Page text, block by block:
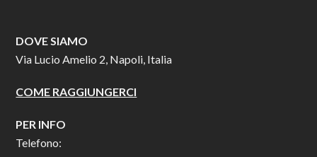
DOVE SIAMO
Via Lucio Amelio 2, Napoli, Italia
COME RAGGIUNGERCI
PER INFO
Telefono: